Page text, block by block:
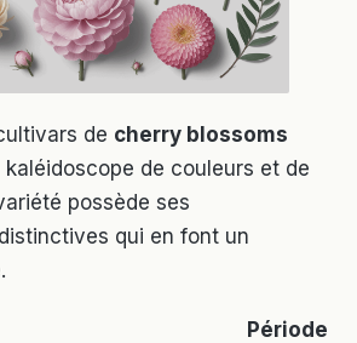
de cherry blossoms
de couleurs et de
possède ses
qui en font un
Période